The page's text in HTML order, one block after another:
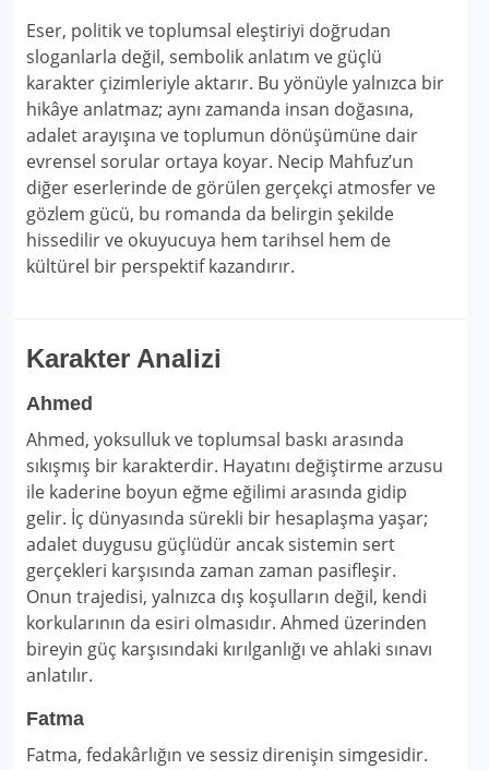
Eser, politik ve toplumsal eleştiriyi doğrudan
sloganlarla değil, sembolik anlatım ve güçlü
karakter çizimleriyle aktarır. Bu yönüyle yalnızca bir
hikâye anlatmaz; aynı zamanda insan doğasına,
adalet arayışına ve toplumun dönüşümüne dair
evrensel sorular ortaya koyar. Necip Mahfuz’un
diğer eserlerinde de görülen gerçekçi atmosfer ve
gözlem gücü, bu romanda da belirgin şekilde
hissedilir ve okuyucuya hem tarihsel hem de
kültürel bir perspektif kazandırır.
Karakter Analizi
Ahmed
Ahmed, yoksulluk ve toplumsal baskı arasında
sıkışmış bir karakterdir. Hayatını değiştirme arzusu
ile kaderine boyun eğme eğilimi arasında gidip
gelir. İç dünyasında sürekli bir hesaplaşma yaşar;
adalet duygusu güçlüdür ancak sistemin sert
gerçekleri karşısında zaman zaman pasifleşir.
Onun trajedisi, yalnızca dış koşulların değil, kendi
korkularının da esiri olmasıdır. Ahmed üzerinden
bireyin güç karşısındaki kırılganlığı ve ahlaki sınavı
anlatılır.
Fatma
Fatma, fedakârlığın ve sessiz direnişin simgesidir.